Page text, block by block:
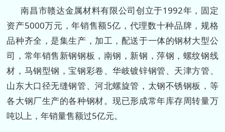
南昌市赣达金属材料有限公司创立于1992年，固定
资产5000万元，年销售额5亿，代理数十种品牌，规格
品种齐全，是集生产，加工，配送于一体的钢材大型公
司，常年销售新钢钢板，南钢，新钢，萍钢，螺纹钢线
材，马钢型钢，宝钢彩卷、华岐镀锌钢管、天津方管、
山东大口径无缝钢管、河北螺旋管，太钢不锈钢板，等
各大钢厂生产的各种钢材。现已形成常年库存周转量万
吨以上，年销量售额过5亿元。